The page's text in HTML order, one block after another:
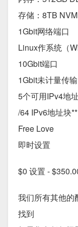
存储：8TB
1Gbit网络端口
Linux作系统（
10Gbit端口
1Gbit未计量传输
5个可用IPv4地址
/64 IPv6地址块**
Free Love
即时设置
$0 设置 -
我们所有其他的
找到